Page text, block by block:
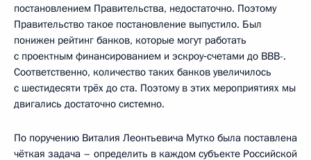
постановлением Правительства, недостаточно. Поэтому
Правительство такое постановление выпустило. Был
понижен рейтинг банков, которые могут работать
с проектным финансированием и эскроу‑счетами до BBB-.
Соответственно, количество таких банков увеличилось
с шестидесяти трёх до ста. Поэтому в этих мероприятиях мы
двигались достаточно системно.
По поручению Виталия Леонтьевича Мутко была поставлена
чёткая задача – определить в каждом субъекте Российской